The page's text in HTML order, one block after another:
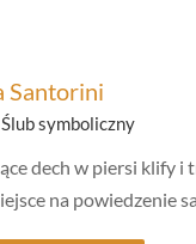
Santorini
Ślub symboliczny
dech w piersi klify i
na powiedzenie